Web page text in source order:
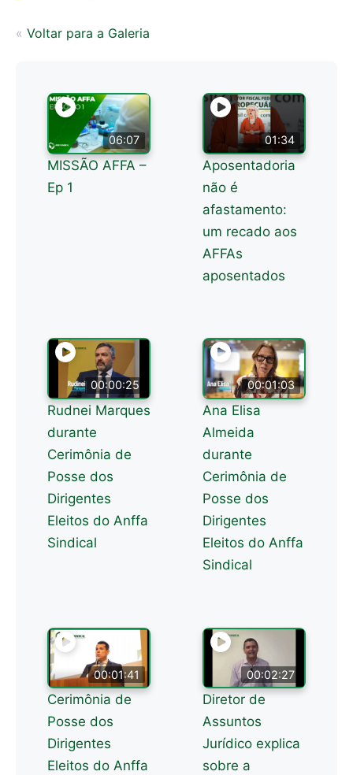
« Voltar para a Galeria
06:07
MISSÃO AFFA –
Ep 1
01:34
Aposentadoria
não é
afastamento:
um recado aos
AFFAs
aposentados
00:00:25
Rudnei Marques
durante
Cerimônia de
Posse dos
Dirigentes
Eleitos do Anffa
Sindical
00:01:03
Ana Elisa
Almeida
durante
Cerimônia de
Posse dos
Dirigentes
Eleitos do Anffa
Sindical
00:01:41
Cerimônia de
Posse dos
Dirigentes
Eleitos do Anffa
00:02:27
Diretor de
Assuntos
Jurídico explica
sobre a